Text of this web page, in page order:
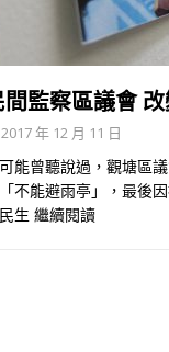
間監察區議會
2017 年 12 月 11 日
能曾聽說過，觀塘區
不能避雨亭」，最後
生 繼續閱讀